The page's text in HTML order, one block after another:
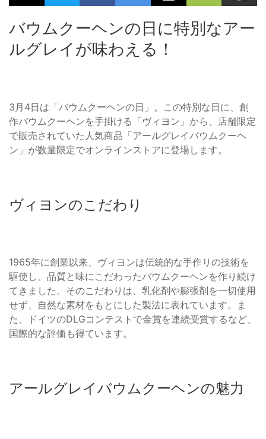
バウムクーヘンの日に特別なアー
ルグレイが味わえる！
3月4日は「バウムクーヘンの日」。この特別な日に、創
作バウムクーヘンを手掛ける「ヴィヨン」から、店舗限定
で販売されていた人気商品「アールグレイバウムクーヘ
ン」が数量限定でオンラインストアに登場します。
ヴィヨンのこだわり
1965年に創業以来、ヴィヨンは伝統的な手作りの技術を
駆使し、品質と味にこだわったバウムクーヘンを作り続け
てきました。そのこだわりは、乳化剤や膨張剤を一切使用
せず、自然な素材をもとにした製法に表れています。ま
た、ドイツのDLGコンテストで金賞を連続受賞するなど、
国際的な評価も得ています。
アールグレイバウムクーヘンの魅力